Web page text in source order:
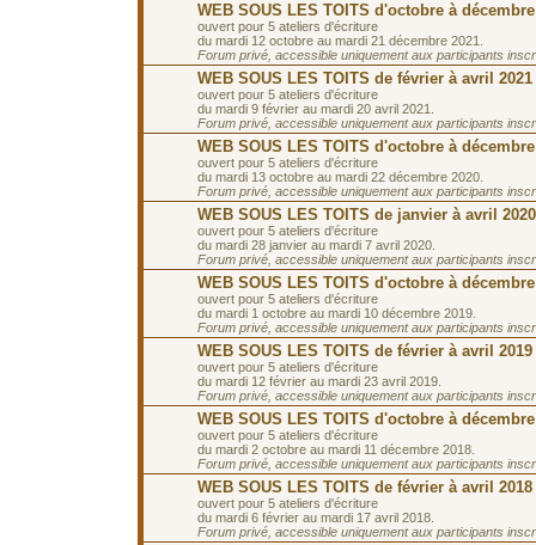
WEB SOUS LES TOITS d'octobre à décembre
ouvert pour 5 ateliers d'écriture
du mardi 12 octobre au mardi 21 décembre 2021.
Forum privé, accessible uniquement aux participants
WEB SOUS LES TOITS de février à avril 2021
ouvert pour 5 ateliers d'écriture
du mardi 9 février au mardi 20 avril 2021.
Forum privé, accessible uniquement aux participants
WEB SOUS LES TOITS d'octobre à décembre
ouvert pour 5 ateliers d'écriture
du mardi 13 octobre au mardi 22 décembre 2020.
Forum privé, accessible uniquement aux participants
WEB SOUS LES TOITS de janvier à avril 2020
ouvert pour 5 ateliers d'écriture
du mardi 28 janvier au mardi 7 avril 2020.
Forum privé, accessible uniquement aux participants
WEB SOUS LES TOITS d'octobre à décembre
ouvert pour 5 ateliers d'écriture
du mardi 1 octobre au mardi 10 décembre 2019.
Forum privé, accessible uniquement aux participants
WEB SOUS LES TOITS de février à avril 2019
ouvert pour 5 ateliers d'écriture
du mardi 12 février au mardi 23 avril 2019.
Forum privé, accessible uniquement aux participants
WEB SOUS LES TOITS d'octobre à décembre
ouvert pour 5 ateliers d'écriture
du mardi 2 octobre au mardi 11 décembre 2018.
Forum privé, accessible uniquement aux participants
WEB SOUS LES TOITS de février à avril 2018
ouvert pour 5 ateliers d'écriture
du mardi 6 février au mardi 17 avril 2018.
Forum privé, accessible uniquement aux participants